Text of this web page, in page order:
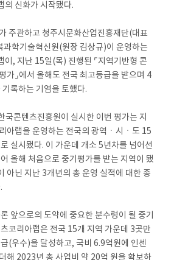
의 신화가 시작됐다.
주관하고 청주시문화산업진흥재단(대표
과학기술혁신원(원장 김상규)이 운영하는
이, 지난 15일(목) 진행된 ⌜지역기반형 콘
가⌟에서 올해도 전국 최고등급을 받으며 4
록하는 기염을 토했다.
국콘텐츠진흥원이 실시한 이번 평가는 지
아랩을 운영하는 전국의 광역ㆍ시ㆍ도 15
실시됐다. 이 가운데 개소 5년차를 넘어선
올해 처음으로 중기평가를 받는 지역이 됐
아닌 지난 3개년의 총 운영 실적에 대한 종
앞으로의 도약에 중요한 분수령이 될 중기
코리아랩은 전국 15개 지역 가운데 3곳만
(우수)을 달성하고, 국비 6.9억원에 인센
해 2023년 총 사업비 약 20억 원을 확보하